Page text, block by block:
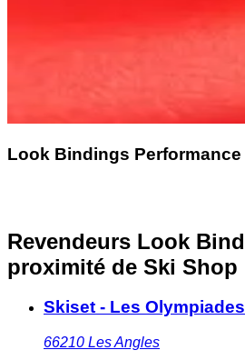
Look Bindings Performance
Revendeurs Look
proximité de Ski Shop
Skiset - Les Olympiades
66210 Les Angles